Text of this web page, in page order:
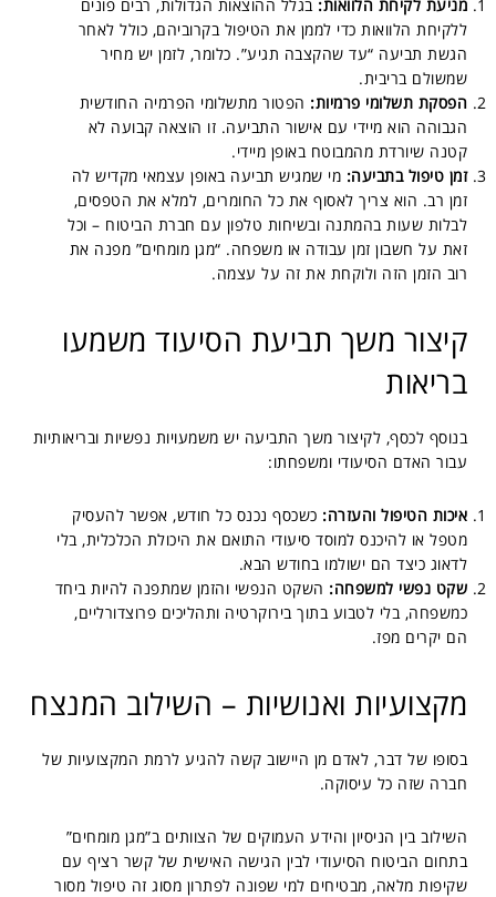
מניעת לקיחת הלוואות: בגלל ההוצאות הגדולות, רבים פונים
ללקיחת הלוואות כדי לממן את הטיפול בקרוביהם, כולל לאחר
הגשת תביעה “עד שהקצבה תגיע”. כלומר, לזמן יש מחיר
שמשולם בריבית.
הפסקת תשלומי פרמיות: הפטור מתשלומי הפרמיה החודשית
הגבוהה הוא מיידי עם אישור התביעה. זו הוצאה קבועה לא
קטנה שיורדת מהמבוטח באופן מיידי.
זמן טיפול בתביעה: מי שמגיש תביעה באופן עצמאי מקדיש לה
זמן רב. הוא צריך לאסוף את כל החומרים, למלא את הטפסים,
לבלות שעות בהמתנה ובשיחות טלפון עם חברת הביטוח – וכל
זאת על חשבון זמן עבודה או משפחה. “מגן מומחים” מפנה את
רוב הזמן הזה ולוקחת את זה על עצמה.
קיצור משך תביעת הסיעוד משמעו
בריאות
בנוסף לכסף, לקיצור משך התביעה יש משמעויות נפשיות ובריאותיות
עבור האדם הסיעודי ומשפחתו:
איכות הטיפול והעזרה: כשכסף נכנס כל חודש, אפשר להעסיק
מטפל או להיכנס למוסד סיעודי התואם את היכולת הכלכלית, בלי
לדאוג כיצד הם ישולמו בחודש הבא.
שקט נפשי למשפחה: השקט הנפשי והזמן שמתפנה להיות ביחד
כמשפחה, בלי לטבוע בתוך בירוקרטיה ותהליכים פרוצדורליים,
הם יקרים מפז.
מקצועיות ואנושיות – השילוב המנצח
בסופו של דבר, לאדם מן היישוב קשה להגיע לרמת המקצועיות של
חברה שזה כל עיסוקה.
השילוב בין הניסיון והידע העמוקים של הצוותים ב”מגן מומחים”
בתחום הביטוח הסיעודי לבין הגישה האישית של קשר רציף עם
שקיפות מלאה, מבטיחים למי שפונה לפתרון מסוג זה טיפול מסור